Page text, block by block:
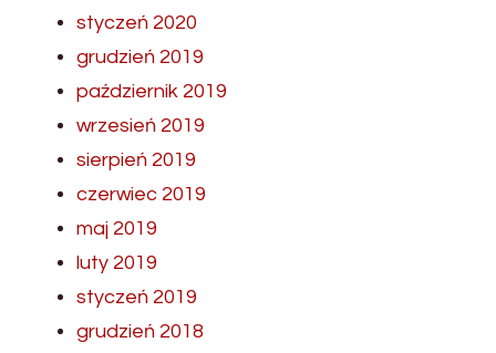
styczeń 2020
grudzień 2019
październik 2019
wrzesień 2019
sierpień 2019
czerwiec 2019
maj 2019
luty 2019
styczeń 2019
grudzień 2018